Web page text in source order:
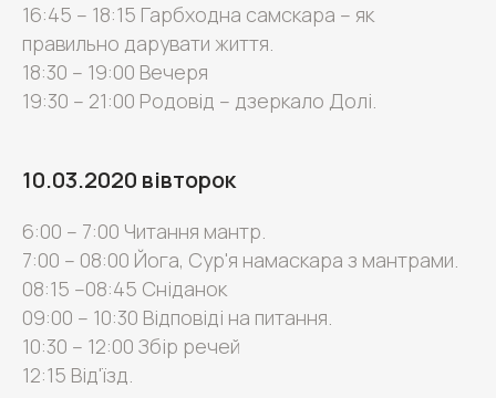
16:45 – 18:15 Гарбходна самскара – як
правильно дарувати життя.
18:30 – 19:00 Вечеря
19:30 – 21:00 Родовід – дзеркало Долі.
10.03.2020 вівторок
6:00 – 7:00 Читання мантр.
7:00 – 08:00 Йога, Сур'я намаскара з мантрами.
08:15 –08:45 Сніданок
09:00 – 10:30 Відповіді на питання.
10:30 – 12:00 Збір речей
12:15 Від'їзд.